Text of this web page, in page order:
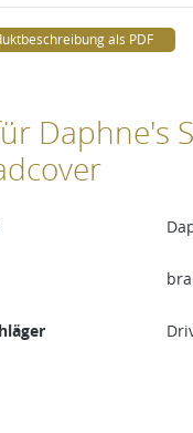
als PDF
Daphne's